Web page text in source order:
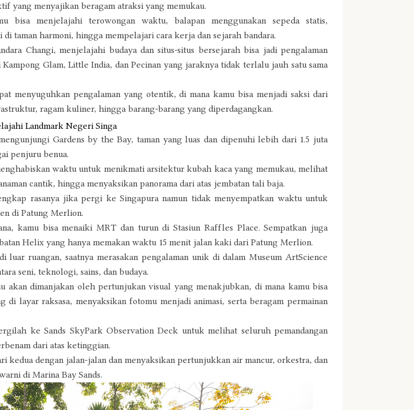
yang menyajikan beragam atraksi yang memukau.
bisa menjelajahi terowongan waktu, balapan menggunakan sepeda statis,
di taman harmoni, hingga mempelajari cara kerja dan sejarah bandara.
Changi, menjelajahi budaya dan situs-situs bersejarah bisa jadi pengalaman
Glam, Little India, dan Pecinan yang jaraknya tidak terlalu jauh satu sama
menyuguhkan pengalaman yang otentik, di mana kamu bisa menjadi saksi dari
ragam kuliner, hingga barang-barang yang diperdagangkan.
Landmark Negeri Singa
Gardens by the Bay, taman yang luas dan dipenuhi lebih dari 1.5 juta
penjuru benua.
waktu untuk menikmati arsitektur kubah kaca yang memukau, melihat
cantik, hingga menyaksikan panorama dari atas jembatan tali baja.
rasanya jika pergi ke Singapura namun tidak menyempatkan waktu untuk
di Patung Merlion.
kamu bisa menaiki MRT dan turun di Stasiun Raffles Place. Sempatkan juga
Helix yang hanya memakan waktu 15 menit jalan kaki dari Patung Merlion.
luar ruangan, saatnya merasakan pengalaman unik di dalam Museum ArtScience
seni, teknologi, sains, dan budaya.
akan dimanjakan oleh pertunjukan visual yang menakjubkan, di mana kamu bisa
di layar raksasa, menyaksikan fotomu menjadi animasi, serta beragam permainan
ke Sands SkyPark Observation Deck untuk melihat seluruh pemandangan
dari atas ketinggian.
kedua dengan jalan-jalan dan menyaksikan pertunjukkan air mancur, orkestra, dan
di Marina Bay Sands.